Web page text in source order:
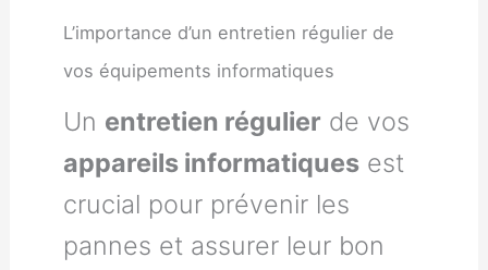
L’importance d’un entretien régulier de
vos équipements informatiques
Un entretien régulier de vos
appareils informatiques est
crucial pour prévenir les
pannes et assurer leur bon